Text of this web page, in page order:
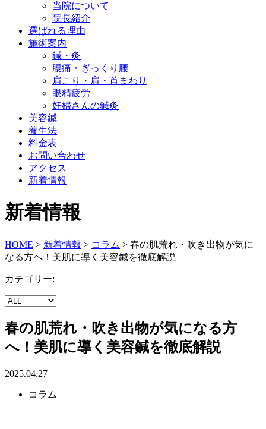
当院について
院長紹介
選ばれる理由
施術案内
鍼・灸
腰痛・ぎっくり腰
肩こり・肩・首まわり
眼精疲労
妊婦さんの鍼灸
美容鍼
養生法
料金表
お問い合わせ
アクセス
新着情報
新着情報
HOME > 新着情報 > コラム > 春の肌荒れ・吹き出物が気に
なる方へ！美肌に導く美容鍼を徹底解説
カテゴリー:
春の肌荒れ・吹き出物が気になる方
へ！美肌に導く美容鍼を徹底解説
2025.04.27
コラム